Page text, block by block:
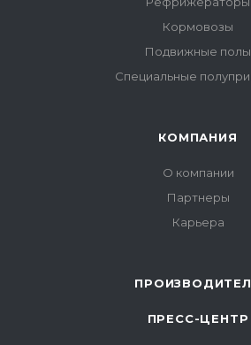
Кормовозы
Подвижные полы
Специальные
КОМПАНИЯ
О компании
Партнеры
Карьера
ПРЕСС-ЦЕНТР